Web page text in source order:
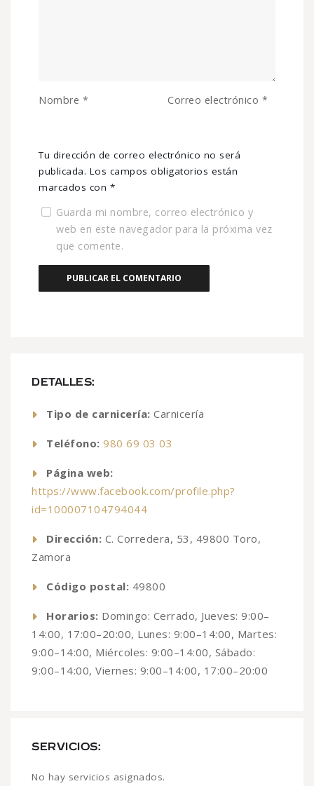
DETALLES:
Tipo de carnicería: Carnicería
Teléfono: 980 69 03 03
Página web:
https://www.facebook.com/profile.php?
id=100007104794044
Dirección: C. Corredera, 53, 49800 Toro,
Zamora
Código postal: 49800
Horarios: Domingo: Cerrado, Jueves: 9:00–
14:00, 17:00–20:00, Lunes: 9:00–14:00, Martes:
9:00–14:00, Miércoles: 9:00–14:00, Sábado:
9:00–14:00, Viernes: 9:00–14:00, 17:00–20:00
SERVICIOS:
No hay servicios asignados.
Tu dirección de correo electrónico no será
publicada. Los campos obligatorios están
marcados con *
Nombre * Correo electrónico *
Guarda mi nombre, correo electrónico y
web en este navegador para la próxima vez
que comente.